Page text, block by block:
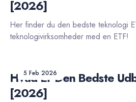
[2026]
Her finder du den bedste teknologi
teknologivirksomheder med en ETF!
5 Feb 2026
Hvad Er Den Bedste
[2026]